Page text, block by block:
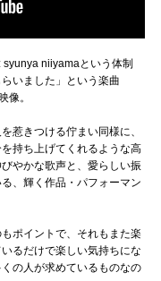
niiyamaという体制
いました」という楽曲
像。
惹きつける佇まい同様に、
持ち上げてくれるような高
やかな歌声と、愛らしい振
、輝く作品・パフォーマン
ポイントで、それもまた楽
るだけで楽しい気持ちにな
の人が求めているものなの